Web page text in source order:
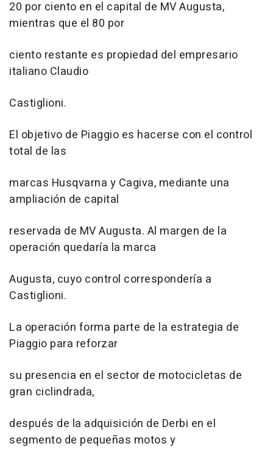
20 por ciento en el capital de MV Augusta,
mientras que el 80 por
ciento restante es propiedad del empresario
italiano Claudio
Castiglioni.
El objetivo de Piaggio es hacerse con el control
total de las
marcas Husqvarna y Cagiva, mediante una
ampliación de capital
reservada de MV Augusta. Al margen de la
operación quedaría la marca
Augusta, cuyo control correspondería a
Castiglioni.
La operación forma parte de la estrategia de
Piaggio para reforzar
su presencia en el sector de motocicletas de
gran ciclindrada,
después de la adquisición de Derbi en el
segmento de pequeñas motos y